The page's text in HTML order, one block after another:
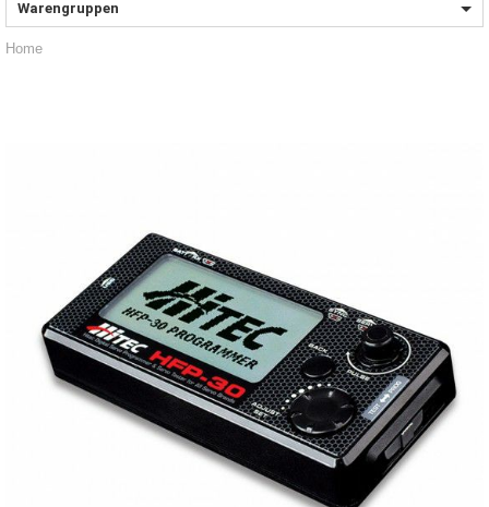
Warengruppen
Home